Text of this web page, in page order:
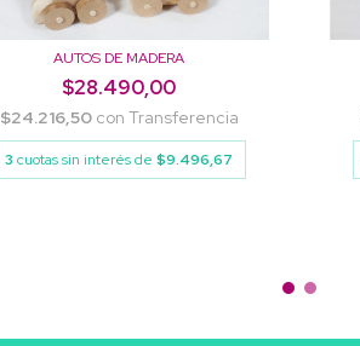
AUTOS DE MADERA
$28.490,00
$24.216,50 con Transferencia
3 cuotas sin interés de$9.496,67